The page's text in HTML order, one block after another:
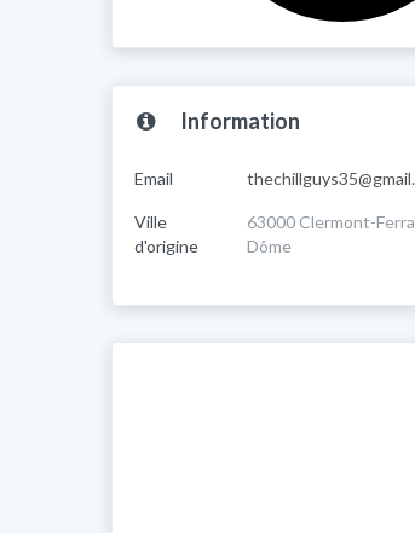
Information
Email
Ville
d'origine
63000 Clermont-
Dôme